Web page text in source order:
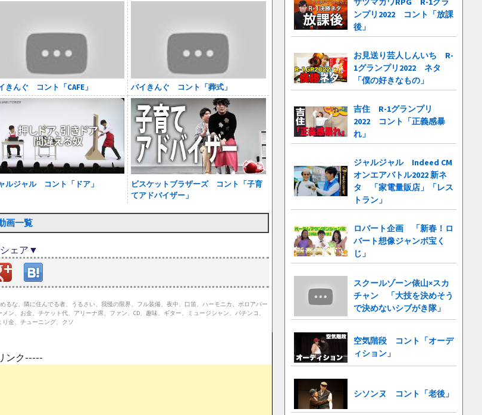
きんぐ コント「CAFE」 バイきんぐ コント「葬式」
ルジャル コント「ドア」
ビスケットブラザーズ コント「子育
てアドバイザー」
画一覧
ェア▼
るな、隣に住んでる者、うるさい、我慢の限界、フル装備、夜中、口笛、ハーモニカ、ボロアパー
、お金、チケット代、アリーナ席、ファン、CD、趣味、ギター、ミュージシャン、パチンコ、
金、チューニング、クソ
ンク-----
ンプリ2022 コント「放課
後」
お見送り芸人しんいち R-
1グランプリ2022 ネタ
「僕の好きなもの」
吉住 R-1グランプリ
2022 コント「正義感暴
れ」
ジャルジャル Indeed CM
オンエアバトル2022 新ネ
タ 「家電量販店」「レス
トラン」
ロバート企画 「新春！ロ
バート想像ジャンボ宝く
じ」
スクールゾーン俵山×スカ
チャン 「大技を決めそう
で決めないシブがき隊」
空気階段 コント「オーデ
ィション」
シソンヌ コント「老後」